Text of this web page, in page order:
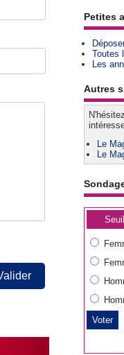
Petites
Toutes
Les
Autres
Le
Le